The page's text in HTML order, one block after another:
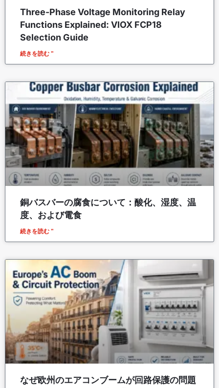
Three-Phase Voltage Monitoring Relay
Functions Explained: VIOX FCP18
Selection Guide
続きを読む "
銅バスバーの腐食について：酸化、湿度、温
度、および電食
続きを読む "
なぜ欧州のエアコンブームが回路保護の問題